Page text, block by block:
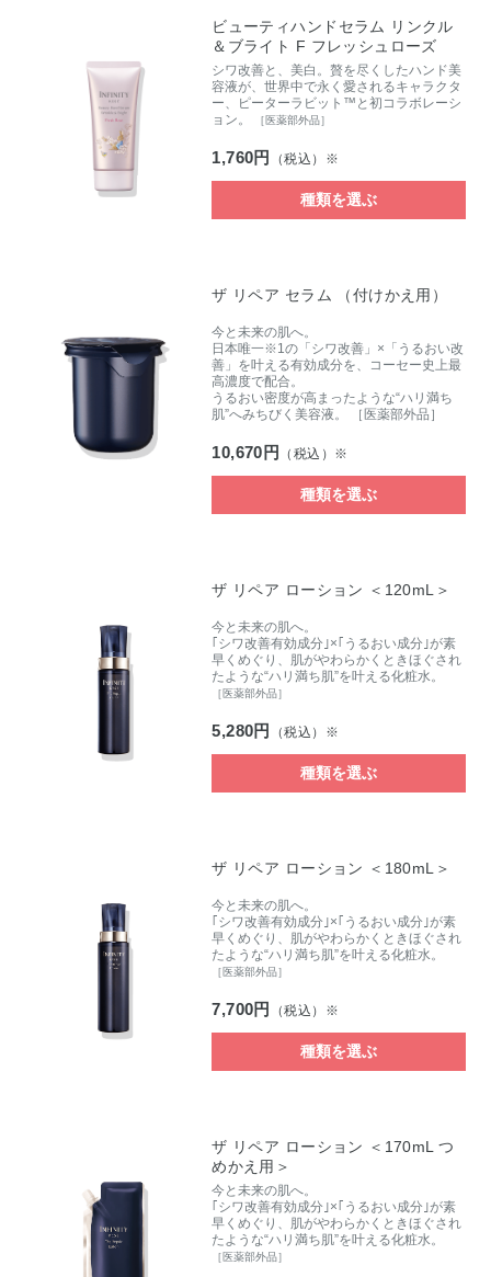
ビューティハンドセラム リンクル
＆ブライト F フレッシュローズ
シワ改善と、美白。贅を尽くしたハンド美
容液が、世界中で永く愛されるキャラクタ
ー、ピーターラビット™と初コラボレーシ
ョン。
［医薬部外品］
1,760円 （税込）※
種類を選ぶ
ザ リペア セラム （付けかえ用）
今と未来の肌へ。
日本唯一※1の「シワ改善」×「うるおい改
善」を叶える有効成分を、コーセー史上最
高濃度で配合。
うるおい密度が高まったような“ハリ満ち
肌”へみちびく美容液。
［医薬部外品］
10,670円 （税込）※
種類を選ぶ
ザ リペア ローション ＜120mL＞
今と未来の肌へ。
｢シワ改善有効成分｣×｢うるおい成分｣が素
早くめぐり、肌がやわらかくときほぐされ
たような“ハリ満ち肌”を叶える化粧水。
［医薬部外品］
5,280円 （税込）※
種類を選ぶ
ザ リペア ローション ＜180mL＞
今と未来の肌へ。
｢シワ改善有効成分｣×｢うるおい成分｣が素
早くめぐり、肌がやわらかくときほぐされ
たような“ハリ満ち肌”を叶える化粧水。
［医薬部外品］
7,700円 （税込）※
種類を選ぶ
ザ リペア ローション ＜170mL つ
めかえ用＞
今と未来の肌へ。
｢シワ改善有効成分｣×｢うるおい成分｣が素
早くめぐり、肌がやわらかくときほぐされ
たような“ハリ満ち肌”を叶える化粧水。
［医薬部外品］